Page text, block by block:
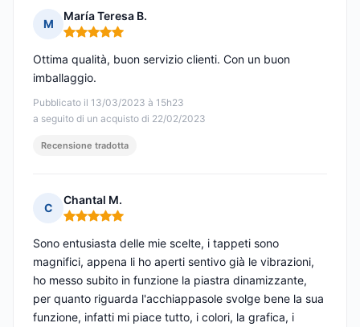
M
María Teresa B.
Nota: 5 su 5
Pubblicato il 13/03/2023 à 15h23
a seguito di un acquisto di 22/02/2023
Ottima qualità, buon servizio clienti. Con un buon
imballaggio.
Recensione tradotta
C
Chantal M.
Nota: 5 su 5
Sono entusiasta delle mie scelte, i tappeti sono
magnifici, appena li ho aperti sentivo già le vibrazioni,
ho messo subito in funzione la piastra dinamizzante,
per quanto riguarda l'acchiappasole svolge bene la sua
funzione, infatti mi piace tutto, i colori, la grafica, i